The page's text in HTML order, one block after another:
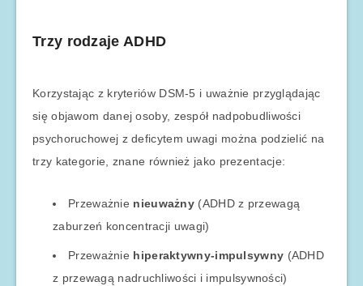
Trzy rodzaje ADHD
Korzystając z kryteriów DSM-5 i uważnie przyglądając
się objawom danej osoby, zespół nadpobudliwości
psychoruchowej z deficytem uwagi można podzielić na
trzy kategorie, znane również jako prezentacje:
Przeważnie nieuważny (ADHD z przewagą
zaburzeń koncentracji uwagi)
Przeważnie hiperaktywny-impulsywny (ADHD
z przewagą nadruchliwości i impulsywności)